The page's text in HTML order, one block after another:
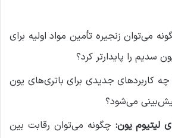
می‌توان زنجیره تأمین مواد اولیه برای
سدیم را پایدارتر کرد؟
کاربردهای جدیدی برای باتری‌های یون
می‌شود؟
لیتیوم یون: چگونه می‌توان رقابت بین